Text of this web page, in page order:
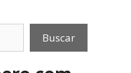
Buscar